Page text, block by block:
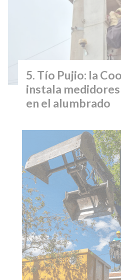
Tío Pujio: la
instala
en el alumbrado